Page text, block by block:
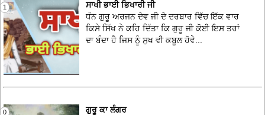
1
ਸਾਖੀ ਭਾਈ ਭਿਖਾਰੀ ਜੀ
ਧੰਨ ਗੁਰੂ ਅਰਜਨ ਦੇਵ ਜੀ ਦੇ ਦਰਬਾਰ ਵਿੱਚ ਇੱਕ ਵਾਰ
ਕਿਸੇ ਸਿੱਖ ਨੇ ਕਹਿ ਦਿੱਤਾ ਕਿ ਗੁਰੂ ਜੀ ਕੋਈ ਇਸ ਤਰਾਂ
ਦਾ ਬੰਦਾ ਹੈ ਜਿਸ ਨੂੰ ਸੁਖ ਵੀ ਕਬੂਲ ਹੋਵੇ...
0
ਗੁਰੂ ਕਾ ਲੰਗਰ